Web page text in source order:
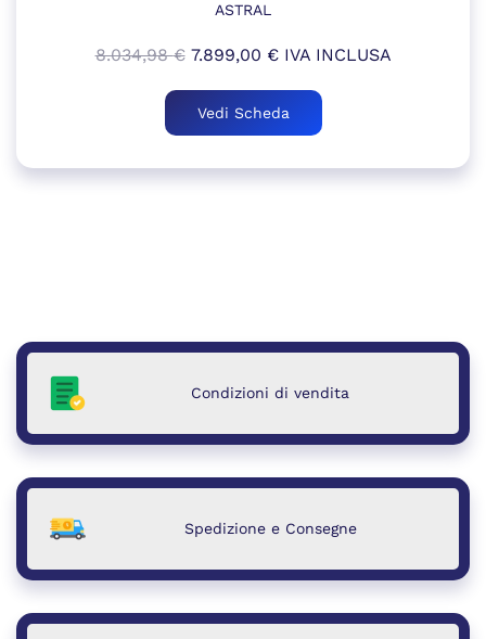
ASTRAL
8.034,98€ Il
originale
era:
7.899,00 €Il
attuale
è:
IVA INCLUSA
Vedi Scheda
Condizioni di vendita
Spedizione e Consegne